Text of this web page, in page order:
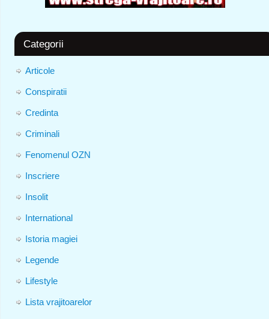
Categorii
Articole
Conspiratii
Credinta
Criminali
Fenomenul OZN
Inscriere
Insolit
International
Istoria magiei
Legende
Lifestyle
Lista vrajitoarelor